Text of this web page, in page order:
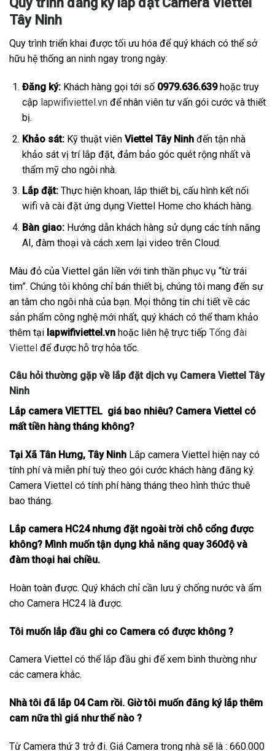
Tây Ninh
Quy trình triển khai được tối ưu hóa để quý khách có thể sở
hữu hệ thống an ninh ngay trong ngày:
Đăng ký:Khách hàng gọi tới số 0979.636.639hoặc truy
cập lapwifiviettel.vnđể nhân viên tư vấn gói cước và thiết
bị.
Khảo sát:Kỹ thuật viên Viettel Tây Ninhđến tận nhà
khảo sát vị trí lắp đặt, đảm bảo góc quét rộng nhất và
thẩm mỹ cho ngôi nhà.
Lắp đặt:Thực hiện khoan, lắp thiết bị, cấu hình kết nối
wifi và cài đặt ứng dụng Viettel Home cho khách hàng.
Bàn giao:Hướng dẫn khách hàng sử dụng các tính năng
AI, đàm thoại và cách xem lại video trên Cloud.
Màu đỏ của Viettel gắn liền với tinh thần phục vụ “từ trái
tim”. Chúng tôi không chỉ bán thiết bị, chúng tôi mang đến sự
an tâm cho ngôi nhà của bạn. Mọi thông tin chi tiết về các
sản phẩm công nghệ mới nhất, quý khách có thể tham khảo
thêm tại lapwifiviettel.vn hoặc liên hệ trực tiếp Tổng đài
Viettel để được hỗ trợ hỏa tốc.
Câu hỏi thường gặp về lắp đặt dịch vụ Camera Viettel Tây
Ninh
Lắp camera VIETTEL giá bao nhiêu? Camera Viettel có
mất tiền hàng tháng không?
Tại Xã Tân Hưng, Tây Ninh Lắp camera Viettel hiện nay có
tính phí và miễn phí tuỳ theo gói cước khách hàng đăng ký.
Camera Viettel có tính phí hàng tháng theo hình thức thuê
bao tháng.
Lắp camera HC24 nhưng đặt ngoài trời chỗ cổng được
không? Mình muốn tận dụng khả năng quay 360độ và
đàm thoại hai chiều.
Hoàn toàn được. Quý khách chỉ cần lưu ý chống nước và ẩm
cho Camera HC24 là được.
Tôi muốn lắp đầu ghi co Camera có được không ?
Camera Viettel có thể lắp đầu ghi để xem bình thường như
các camera khác.
Nhà tôi đã lắp 04 Cam rồi. Giờ tôi muốn đăng ký lắp thêm
cam nữa thì giá như thế nào ?
Từ Camera thứ 3 trở đi. Giá Camera trong nhà sẽ là : 660.000